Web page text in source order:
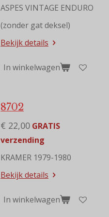
ASPES VINTAGE ENDURO
(zonder gat deksel)
Bekijk details
In winkelwagen
8702
€ 22,00 GRATIS
verzending
KRAMER 1979-1980
Bekijk details
In winkelwagen